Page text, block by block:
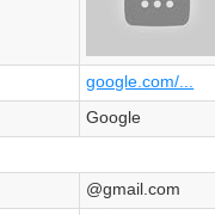
google.com/...
Google
@gmail.com